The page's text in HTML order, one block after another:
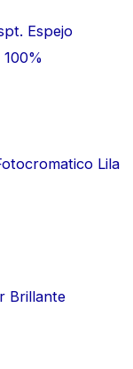
Espejo
Lila
Brillante